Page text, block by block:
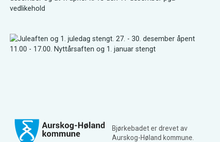
Bjørkebadet er drevet av
Aurskog-Høland kommune.